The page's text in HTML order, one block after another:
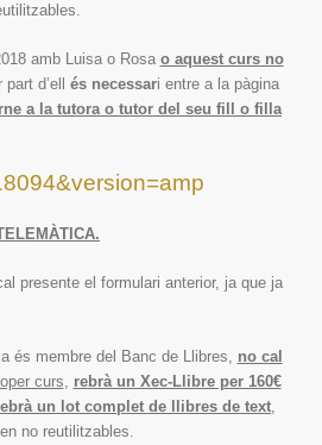
amb Luisa o Rosa o aquest curs no
d’ell és necessari entre a la pàgina
a la tutora o tutor del seu fill o filla
presente el formulari anterior, ja que ja
és membre del Banc de Llibres, no cal
curs, rebrà un Xec-Llibre per 160€
un lot complet de llibres de text,
no reutilitzables.